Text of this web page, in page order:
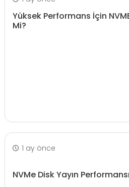
Yüksek Performans İçin
Mi?
1 ay önce
NVMe Disk Yayın